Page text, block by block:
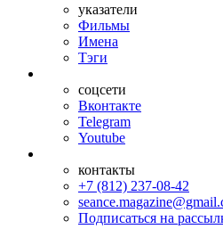
указатели
Фильмы
Имена
Тэги
соцсети
Вконтакте
Telegram
Youtube
контакты
+7 (812) 237-08-42
Подписаться на